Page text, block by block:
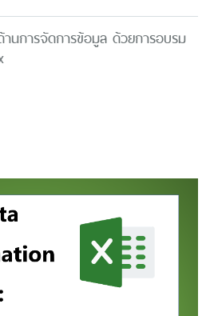
นการจัดการข้อมูล ด้วยการอบรม